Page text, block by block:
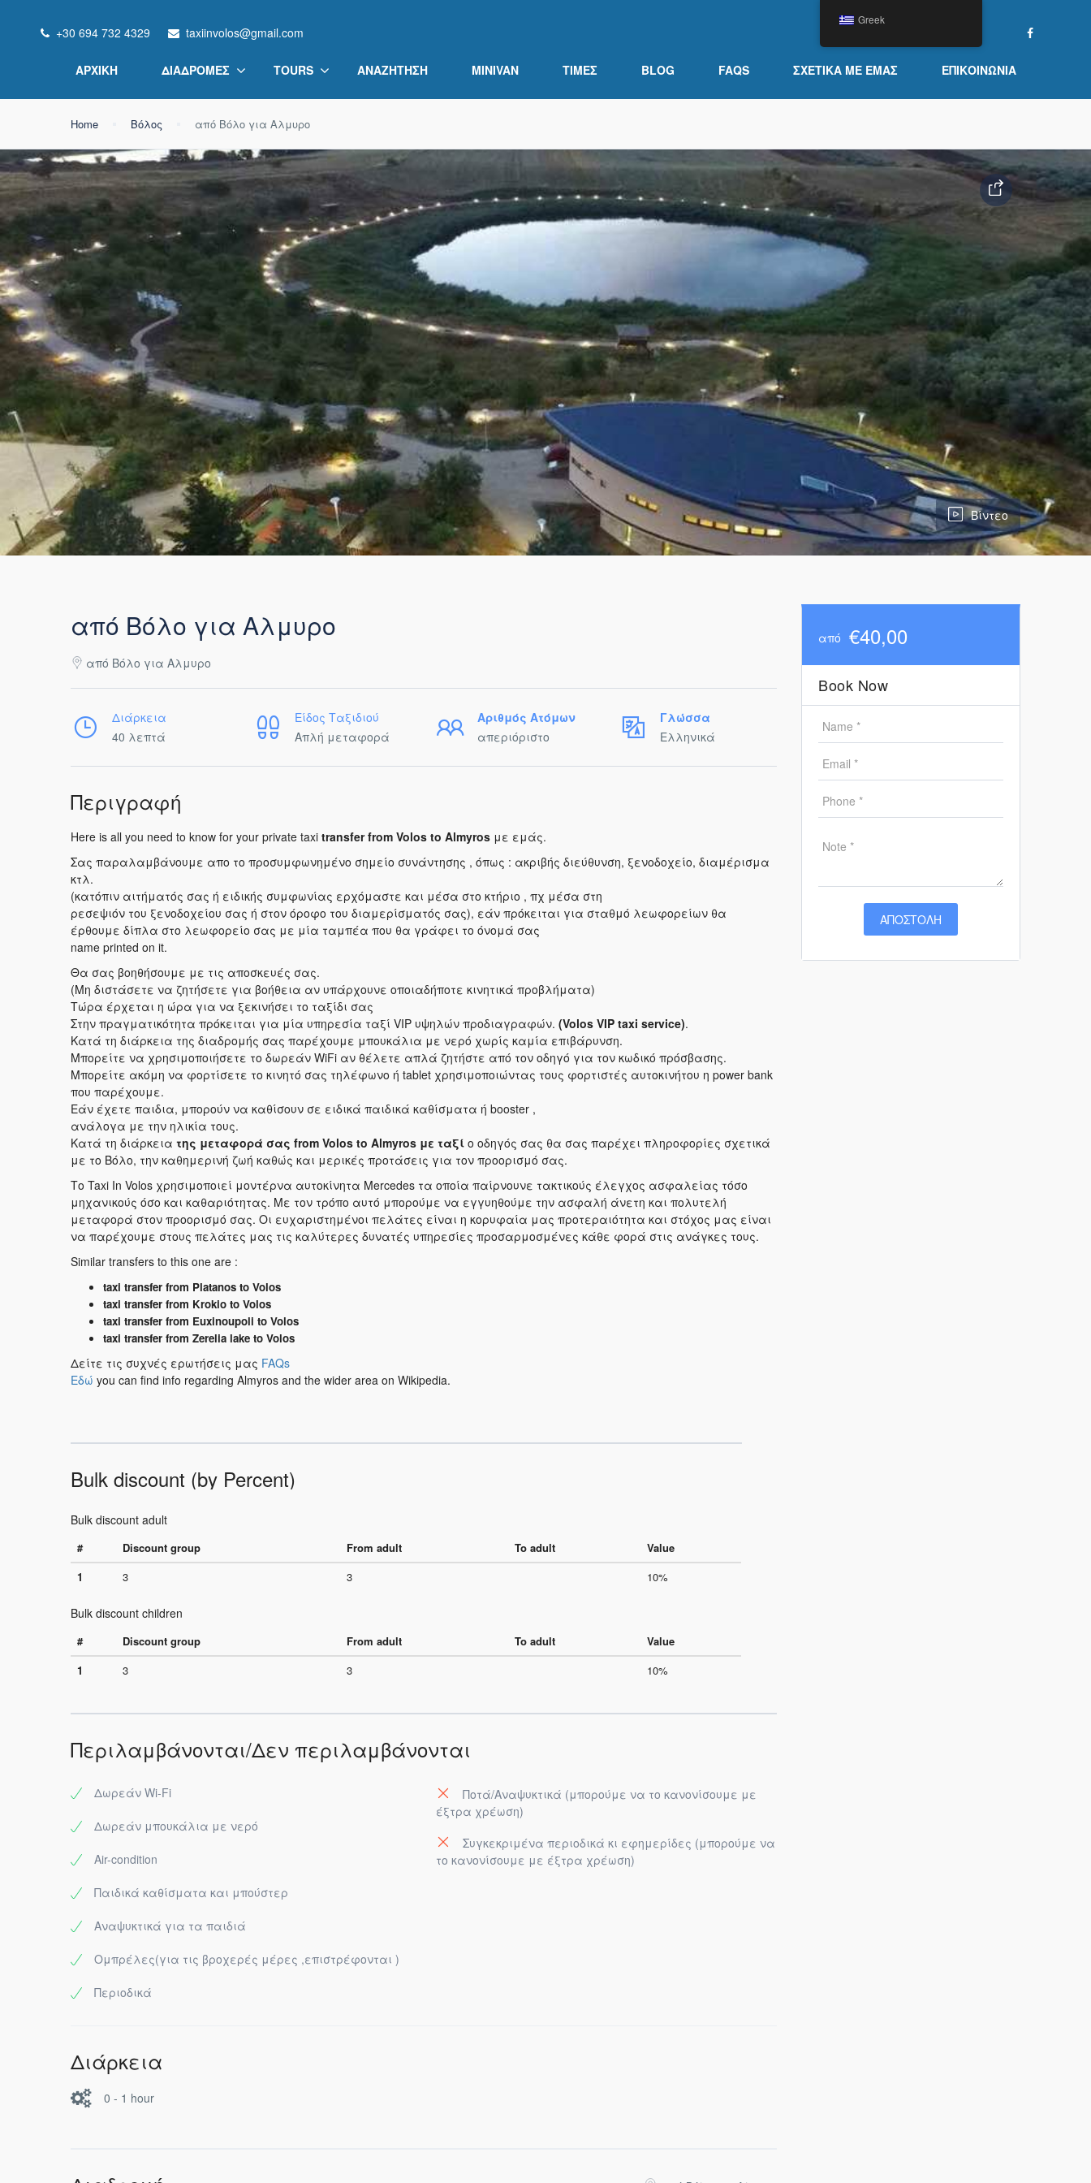
+30 694 732 4329 taxiinvolos@gmail.com
ΑΡΧΙΚΉ ΔΙΑΔΡΟΜΈΣ TOURS ΑΝΑΖΉΤΗΣΗ MINIVAN ΤΙΜΕΣ BLOG FAQS ΣΧΕΤΙΚΆ ΜΕ ΕΜΆΣ ΕΠΙΚΟΙΝΩΝΊΑ
Home Βόλος από Βόλο για Αλμυρο
Βίντεο
από Βόλο για Αλμυρο
από Βόλο για Αλμυρο
Διάρκεια
40 λεπτά
Είδος Ταξιδιού
Απλή μεταφορά
Αριθμός Ατόμων
απεριόριστο
Γλώσσα
Ελληνικά
Περιγραφή
Here is all you need to know for your private taxi transfer from Volos to Almyros με εμάς.
Σας παραλαμβάνουμε απο το προσυμφωνημένο σημείο συνάντησης , όπως : ακριβής διεύθυνση, ξενοδοχείο, διαμέρισμα
κτλ.
(κατόπιν αιτήματός σας ή ειδικής συμφωνίας ερχόμαστε και μέσα στο κτήριο , πχ μέσα στη
ρεσεψιόν του ξενοδοχείου σας ή στον όροφο του διαμερίσματός σας), εάν πρόκειται για σταθμό λεωφορείων θα
έρθουμε δίπλα στο λεωφορείο σας με μία ταμπέα που θα γράφει το όνομά σας
name printed on it.
Θα σας βοηθήσουμε με τις αποσκευές σας.
(Μη διστάσετε να ζητήσετε για βοήθεια αν υπάρχουνε οποιαδήποτε κινητικά προβλήματα)
Τώρα έρχεται η ώρα για να ξεκινήσει το ταξίδι σας
Στην πραγματικότητα πρόκειται για μία υπηρεσία ταξί VIP υψηλών προδιαγραφών. (Volos VIP taxi service).
Κατά τη διάρκεια της διαδρομής σας παρέχουμε μπουκάλια με νερό χωρίς καμία επιβάρυνση.
Μπορείτε να χρησιμοποιήσετε το δωρεάν WiFi αν θέλετε απλά ζητήστε από τον οδηγό για τον κωδικό πρόσβασης.
Μπορείτε ακόμη να φορτίσετε το κινητό σας τηλέφωνο ή tablet χρησιμοποιώντας τους φορτιστές αυτοκινήτου η power bank
που παρέχουμε.
Εάν έχετε παιδια, μπορούν να καθίσουν σε ειδικά παιδικά καθίσματα ή booster ,
ανάλογα με την ηλικία τους.
Κατά τη διάρκεια της μεταφορά σας from Volos to Almyros με ταξί ο οδηγός σας θα σας παρέχει πληροφορίες σχετικά
με το Βόλο, την καθημερινή ζωή καθώς και μερικές προτάσεις για τον προορισμό σας.
Το Taxi In Volos χρησιμοποιεί μοντέρνα αυτοκίνητα Mercedes τα οποία παίρνουνε τακτικούς έλεγχος ασφαλείας τόσο
μηχανικούς όσο και καθαριότητας. Με τον τρόπο αυτό μπορούμε να εγγυηθούμε την ασφαλή άνετη και πολυτελή
μεταφορά στον προορισμό σας. Οι ευχαριστημένοι πελάτες είναι η κορυφαία μας προτεραιότητα και στόχος μας είναι
να παρέχουμε στους πελάτες μας τις καλύτερες δυνατές υπηρεσίες προσαρμοσμένες κάθε φορά στις ανάγκες τους.
Similar transfers to this one are :
taxi transfer from Platanos to Volos
taxi transfer from Krokio to Volos
taxi transfer from Euxinoupoli to Volos
taxi transfer from Zerelia lake to Volos
Δείτε τις συχνές ερωτήσεις μας FAQs
Εδώ you can find info regarding Almyros and the wider area on Wikipedia.
Bulk discount (by Percent)
Bulk discount adult
# Discount group From adult To adult
Value
1
3 3 10%
Bulk discount children
# Discount group From adult To adult
Value
1
3 3 10%
Περιλαμβάνονται/Δεν περιλαμβάνονται
Δωρεάν Wi-Fi
Δωρεάν μπουκάλια με νερό
Air-condition
Παιδικά καθίσματα και μπούστερ
Αναψυκτικά για τα παιδιά
Ομπρέλες(για τις βροχερές μέρες ,επιστρέφονται )
Περιοδικά
Ποτά/Αναψυκτικά (μπορούμε να το κανονίσουμε με
έξτρα χρέωση)
Συγκεκριμένα περιοδικά κι εφημερίδες (μπορούμε να
το κανονίσουμε με έξτρα χρέωση)
Διάρκεια
0 - 1 hour
από €40,00
Greek